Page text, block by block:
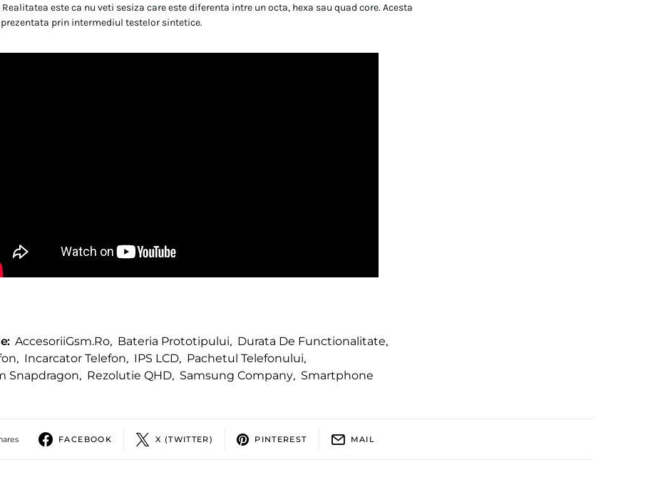
este ca nu veti sesiza care este diferenta intre un octa, hexa sau quad core. Acesta
prin intermediul testelor sintetice.
AccesoriiGsm.ro, Bateria Prototipului, Durata De Functionalitate,
, Incarcator Telefon, IPS LCD, Pachetul Telefonului,
Snapdragon, Rezolutie QHD, Samsung Company, Smartphone
FACEBOOK X (TWITTER) PINTEREST MAIL